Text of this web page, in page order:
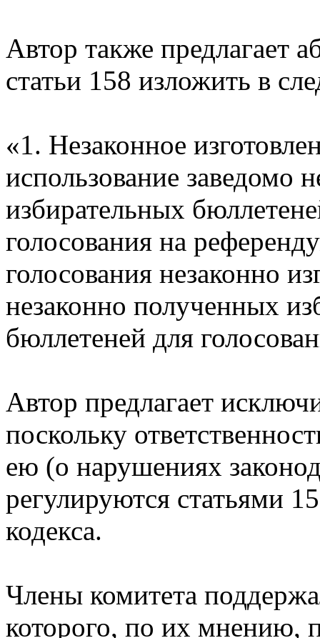
Автор также предлагает
статьи 158 изложить в
«1. Незаконное
использование заведомо
избирательных
голосования на
голосования незаконно
незаконно полученных
бюллетеней для
Автор предлагает
поскольку
ею (о нарушениях
регулируются статьями
кодекса.
Члены комитета
которого, по их мнению,